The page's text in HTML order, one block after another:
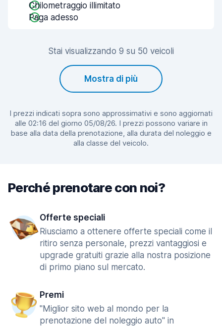
Chilometraggio illimitato
Paga adesso
Stai visualizzando 9 su 50 veicoli
Mostra di più
I prezzi indicati sopra sono approssimativi e sono aggiornati
alle 02:16 del giorno 05/08/26. I prezzi possono variare in
base alla data della prenotazione, alla durata del noleggio e
alla classe del veicolo.
Perché prenotare con noi?
Offerte speciali
Riusciamo a ottenere offerte speciali come il
ritiro senza personale, prezzi vantaggiosi e
upgrade gratuiti grazie alla nostra posizione
di primo piano sul mercato.
Premi
"Miglior sito web al mondo per la
prenotazione del noleggio auto" in